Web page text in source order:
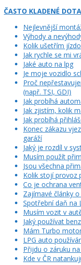
ČASTO KLADENÉ
Nejlevnější
Výhody a
Kolik ušetřím
Jak rychle se mi
Jaké auto na lpg
Je moje vozidlo
Proč
(např. TSI, GDI)
Jak probíhá
Jak zjistím, kolik
Jak probíhá
Konec zákazu
garáží
Jaký je rozdíl v
Musím použít
Jsou všechna
Kolik stojí provoz
Co je ochrana
Zajímavé články
Spotřební daň na
Musím vozit v
Jaký používat
Mám Turbo
LPG auto
Přijdu o záruku
Kde v ČR